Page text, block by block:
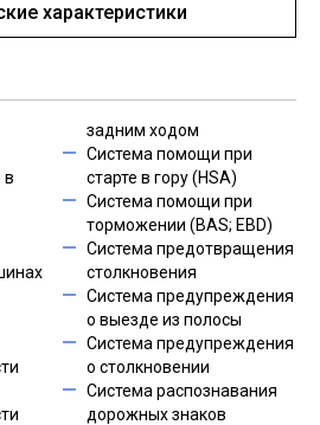
характеристики
в
задним ходом
Система помощи при
старте в гору (HSA)
Система помощи при
торможении (BAS; EBD)
Система предотвращения
столкновения
Система предупреждения
о выезде из полосы
Система предупреждения
о столкновении
Система распознавания
дорожных знаков